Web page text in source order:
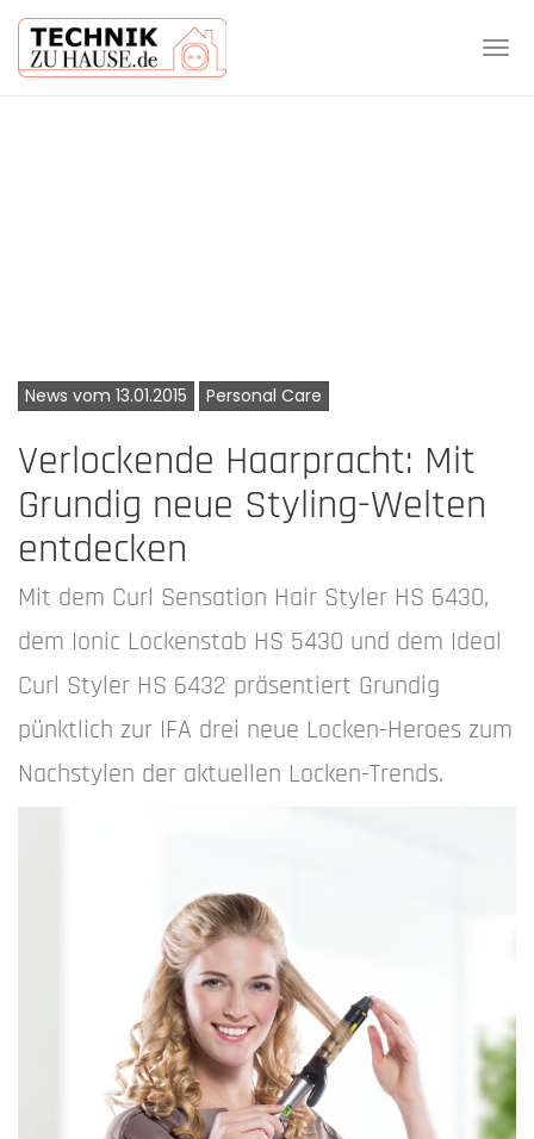
News vom 13.01.2015 Personal Care
Verlockende Haarpracht: Mit
Grundig neue Styling-Welten
entdecken
Mit dem Curl Sensation Hair Styler HS 6430,
dem Ionic Lockenstab HS 5430 und dem Ideal
Curl Styler HS 6432 präsentiert Grundig
pünktlich zur IFA drei neue Locken-Heroes zum
Nachstylen der aktuellen Locken-Trends.